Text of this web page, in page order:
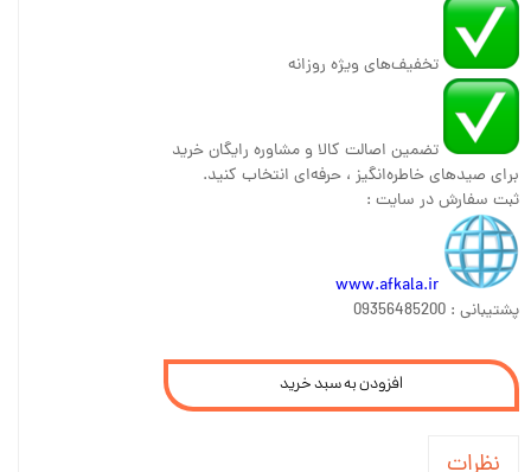
تخفیف‌های ویژه روزانه
تضمین اصالت کالا و مشاوره رایگان خرید
برای صیدهای خاطره‌انگیز ، حرفه‌ای انتخاب کنید.
ثبت سفارش در سایت :
www.afkala.ir
پشتیبانی : 09356485200
افزودن به سبد خرید